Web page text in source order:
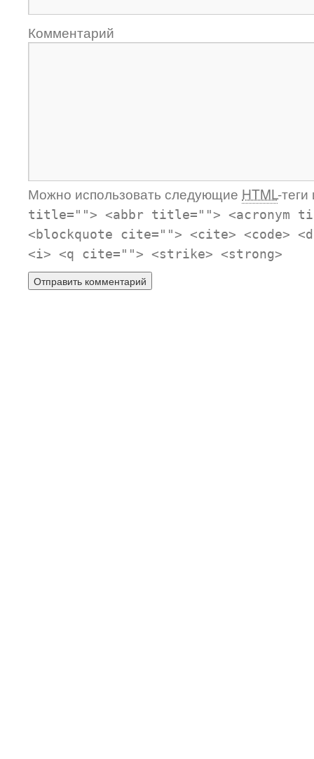
Комментарий
Можно использовать следующие HTML-
title=""> <abbr title=""> <acronym
<blockquote cite=""> <cite> <code>
<i> <q cite=""> <strike> <strong>